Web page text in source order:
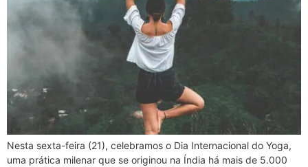
Nesta sexta-feira (21), celebramos o Dia Internacional do Yoga,
uma prática milenar que se originou na Índia há mais de 5.000